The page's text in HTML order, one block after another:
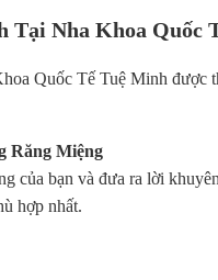
Tại Nha Khoa Quốc
Quốc Tế Tuệ Minh được
Răng Miệng
của bạn và đưa ra lời
hợp nhất.